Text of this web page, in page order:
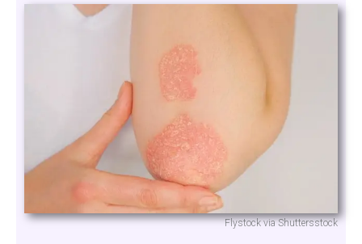
Flystock via Shuttersstock